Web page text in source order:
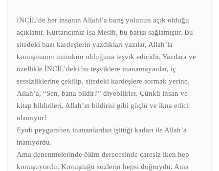
İNCİL’de her insanın Allahl’a barış yolunun açık olduğu
açıklanır. Kurtarıcımız İsa Mesih, bu barışı sağlamıştır. Bu
sitedeki bazı kardeşlerin yazdıkları yazılar, Allah’la
konuşmanın mümkün olduğuna teşvik edicidir. Yazılara ve
özellikle İNCİL’deki bu teşviklere inanamayanlar, iç
sessizliklerine çekilip, sitedeki kardeşlere sormak yerine,
Allah’a, “Sen, bana bildir?” diyebilirler. Çünkü insan ve
kitap bildirileri, Allah’ın bildirisi gibi güçlü ve ikna edici
olamıyor!
Eyub peygamber, inananlardan işittiği kadarı ile Allah’a
inanıyordu.
Ama denenmelerinde ölüm derecesinde çaresiz iken hep
konuşuyordu. Konuştuğu sözlerin hepsi doğruydu. Ama